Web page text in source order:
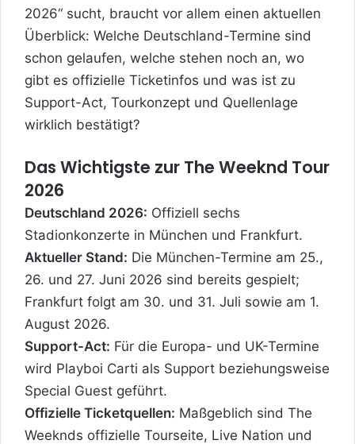
2026“ sucht, braucht vor allem einen aktuellen
Überblick: Welche Deutschland-Termine sind
schon gelaufen, welche stehen noch an, wo
gibt es offizielle Ticketinfos und was ist zu
Support-Act, Tourkonzept und Quellenlage
wirklich bestätigt?
Das Wichtigste zur The Weeknd Tour
2026
Deutschland 2026: Offiziell sechs
Stadionkonzerte in München und Frankfurt.
Aktueller Stand: Die München-Termine am 25.,
26. und 27. Juni 2026 sind bereits gespielt;
Frankfurt folgt am 30. und 31. Juli sowie am 1.
August 2026.
Support-Act: Für die Europa- und UK-Termine
wird Playboi Carti als Support beziehungsweise
Special Guest geführt.
Offizielle Ticketquellen: Maßgeblich sind The
Weeknds offizielle Tourseite, Live Nation und